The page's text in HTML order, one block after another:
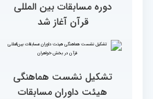
طنینی به وسعت یک جهان/
گزارش توصیفی و حاشیه
نگاری از حال و هوای اولین
روز مسابقات قرآن